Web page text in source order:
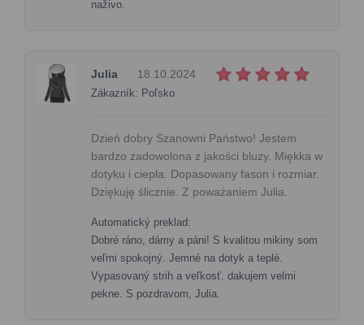
naživo.
Julia 18.10.2024
Zákazník: Poľsko
Dzień dobry Szanowni Państwo! Jestem
bardzo zadowolona z jakości bluzy. Miękka w
dotyku i ciepła. Dopasowany fason i rozmiar.
Dziękuję ślicznie. Z poważaniem Julia.
Automatický preklad:
Dobré ráno, dámy a páni! S kvalitou mikiny som
veľmi spokojný. Jemné na dotyk a teplé.
Vypasovaný strih a veľkosť. dakujem velmi
pekne. S pozdravom, Julia.